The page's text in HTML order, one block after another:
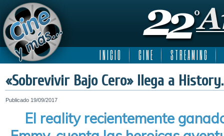
I N I C I O C I N E S T R E A M I N G
«Sobrevivir Bajo Cero» llega a History.
Publicado 19/09/2017
El reality recientemente